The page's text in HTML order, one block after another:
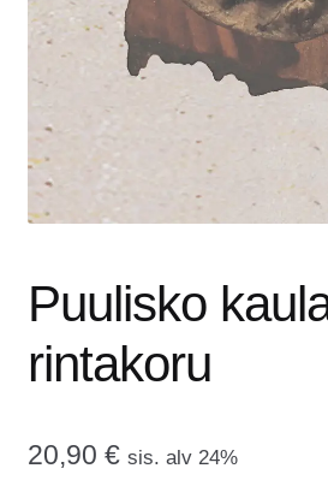
OTA YHTEYTTÄ
MAINOSMÖRKÖ
OSTOSKORI
Puulisko
rintakoru
20,90 € sis. alv 24%